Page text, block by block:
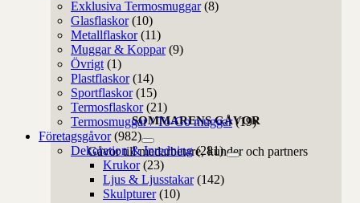
SOMMARENS GÅVOR
Gåvor till medarbetare, kunder och partners
Exklusiva Termosmuggar (8)
Glasflaskor (10)
Metallflaskor (11)
Muggar & Koppar (9)
Övrigt (1)
Plastflaskor (14)
Sportflaskor (15)
Termosflaskor (21)
Termosmuggar / To-Go muggar (19)
Företagsgåvor (982)
Dekoration & Inredning (281)
Krukor (23)
Ljus & Ljusstakar (142)
Skulpturer (10)